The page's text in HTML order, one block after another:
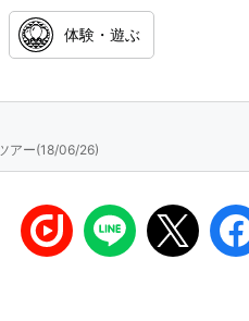
体験・遊ぶ
アー(18/06/26)